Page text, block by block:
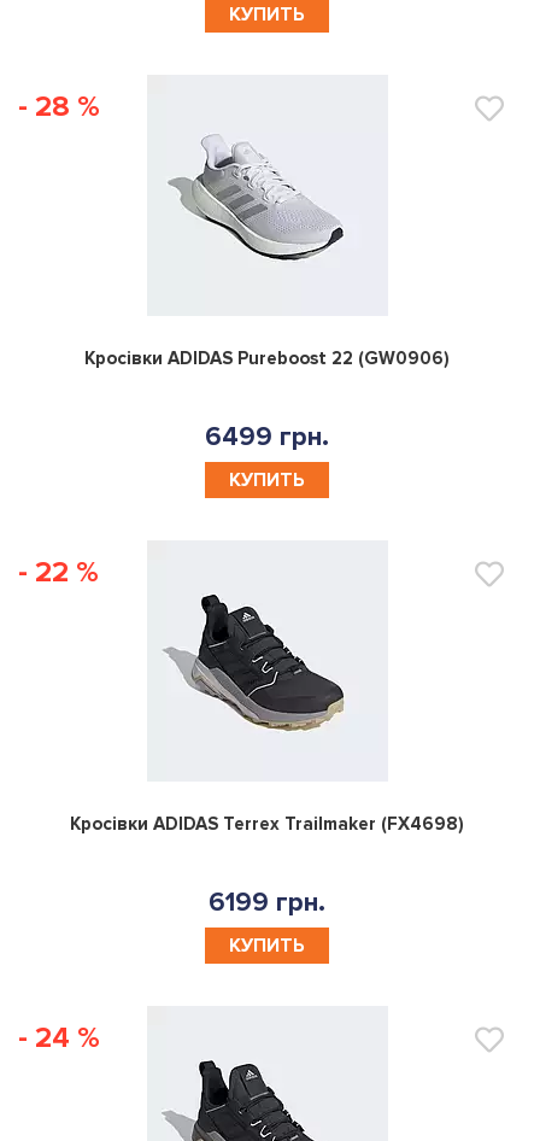
КУПИТЬ
- 28 %
0
Кросівки ADIDAS Pureboost 22 (GW0906)
6499 грн.
КУПИТЬ
- 22 %
0
Кросівки ADIDAS Terrex Trailmaker (FX4698)
6199 грн.
КУПИТЬ
- 24 %